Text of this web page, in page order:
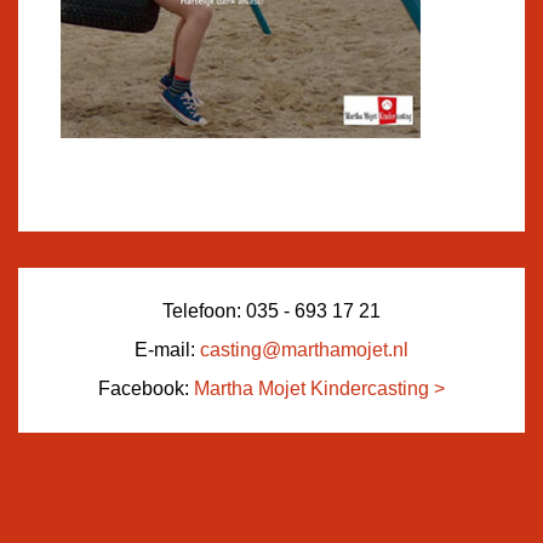
Telefoon: 035 - 693 17 21
E-mail: casting@marthamojet.nl
Facebook: Martha Mojet Kindercasting >